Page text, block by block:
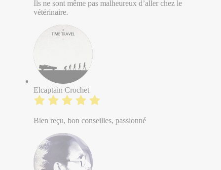
Ils ne sont même pas malheureux d’aller chez le
vétérinaire.
Elcaptain Crochet
Bien reçu, bon conseilles, passionné